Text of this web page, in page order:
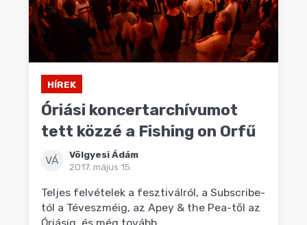
HÍREK
Óriási koncertarchívumot
tett közzé a Fishing on Orfű
VÁ
Völgyesi Ádám
2017. május 15.
Teljes felvételek a fesztiválról, a Subscribe-
tól a Téveszméig, az Apey & the Pea-től az